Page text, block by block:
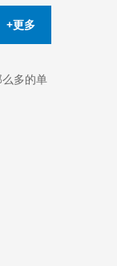
+更多
多的单